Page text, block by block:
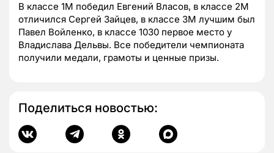
В классе 1М победил Евгений Власов, в классе 2М
отличился Сергей Зайцев, в классе 3М лучшим был
Павел Войленко, в классе 1030 первое место у
Владислава Дельвы. Все победители чемпионата
получили медали, грамоты и ценные призы.
Поделиться новостью: